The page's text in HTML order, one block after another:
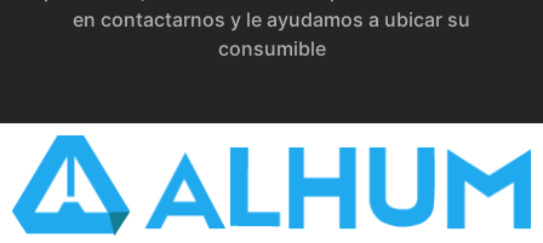
en contactarnos y le ayudamos a ubicar su
consumible